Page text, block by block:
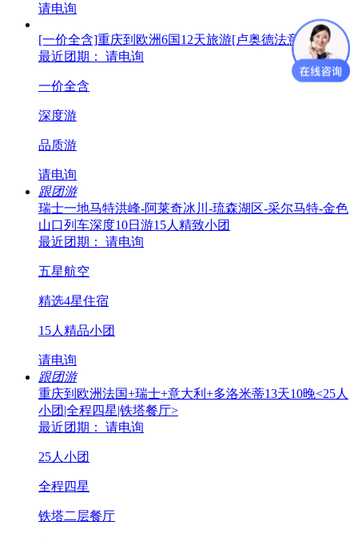
请电询
[一价全含]重庆到欧洲6国12天旅游[卢奥德法意瑞]
最近团期： 请电询
一价全含
深度游
品质游
请电询
跟团游
瑞士一地马特洪峰-阿莱奇冰川-琉森湖区-采尔马特-金色
山口列车深度10日游15人精致小团
最近团期： 请电询
五星航空
精选4星住宿
15人精品小团
请电询
跟团游
重庆到欧洲法国+瑞士+意大利+多洛米蒂13天10晚<25人
小团|全程四星|铁塔餐厅>
最近团期： 请电询
25人小团
全程四星
铁塔二层餐厅